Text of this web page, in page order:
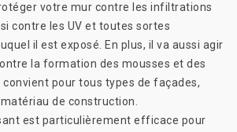
votre mur contre les infiltrations
contre les UV et toutes sortes
il est exposé. En plus, il va aussi agir
la formation des mousses et des
convient pour tous types de façades,
de construction.
est particulièrement efficace pour